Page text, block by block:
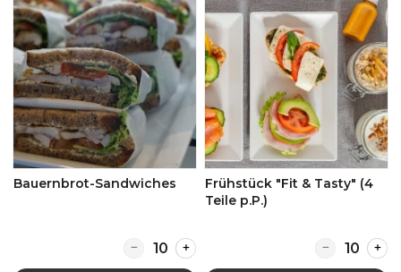
Bauernbrot-Sandwiches
Quantity for Bauernbrot-Sandwiches
Frühstück "Fit & Tasty" (4
Teile p.P.)
Quantity for